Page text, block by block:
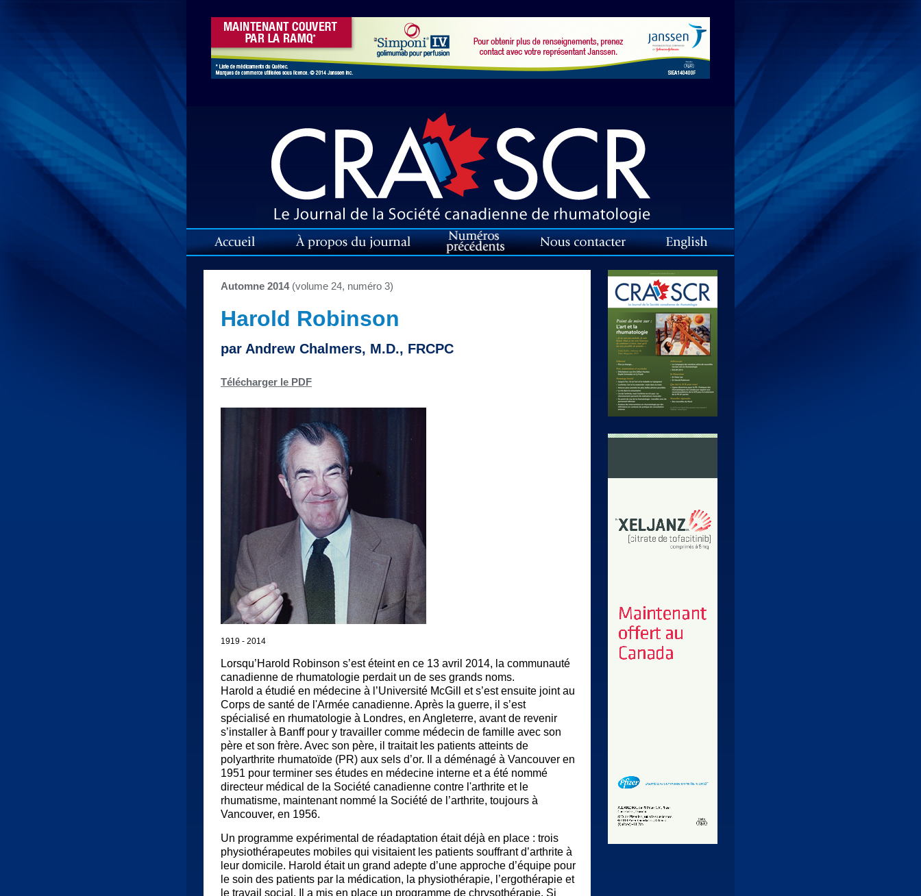
Automne 2014(volume 24, numéro 3)
Harold Robinson
par Andrew Chalmers, M.D., FRCPC
Télécharger le PDF
1919 - 2014
Lorsqu’Harold Robinson s’est éteint en ce 13 avril 2014, la communauté
canadienne de rhumatologie perdait un de ses grands noms.
Harold a étudié en médecine à l’Université McGill et s’est ensuite joint au
Corps de santé de l'Armée canadienne. Après la guerre, il s’est
spécialisé en rhumatologie à Londres, en Angleterre, avant de revenir
s’installer à Banff pour y travailler comme médecin de famille avec son
père et son frère. Avec son père, il traitait les patients atteints de
polyarthrite rhumatoïde (PR) aux sels d’or. Il a déménagé à Vancouver en
1951 pour terminer ses études en médecine interne et a été nommé
directeur médical de la Société canadienne contre l'arthrite et le
rhumatisme, maintenant nommé la Société de l’arthrite, toujours à
Vancouver, en 1956.
Un programme expérimental de réadaptation était déjà en place : trois
physiothérapeutes mobiles qui visitaient les patients souffrant d’arthrite à
leur domicile. Harold était un grand adepte d’une approche d’équipe pour
le soin des patients par la médication, la physiothérapie, l’ergothérapie et
le travail social. Il a mis en place un programme de chrysothérapie. Si